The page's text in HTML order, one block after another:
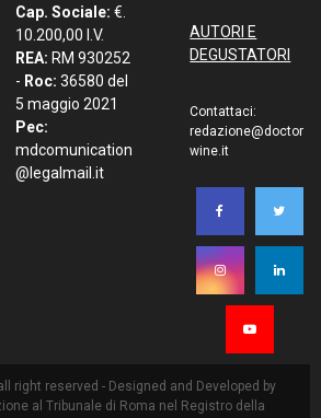
Cap. Sociale: €.
10.200,00 I.V.
REA: RM 930252
- Roc: 36580 del
5 maggio 2021
Pec:
mdcomunication
@legalmail.it
AUTORI E
DEGUSTATORI
Contattaci:
redazione@doctor
wine.it
right reserved - Designed and Developed by
al Tribunale di Roma nel Registro della